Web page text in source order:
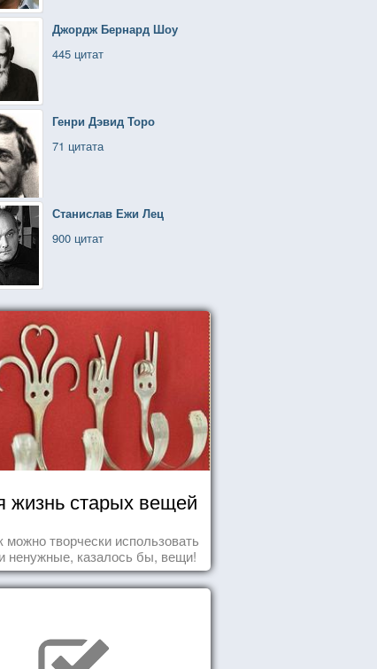
Джордж Бернард Шоу
445 цитат
Генри Дэвид Торо
71 цитата
Станислав Ежи Лец
900 цитат
жизнь старых вещей
можно творчески использовать
ненужные, казалось бы, вещи!